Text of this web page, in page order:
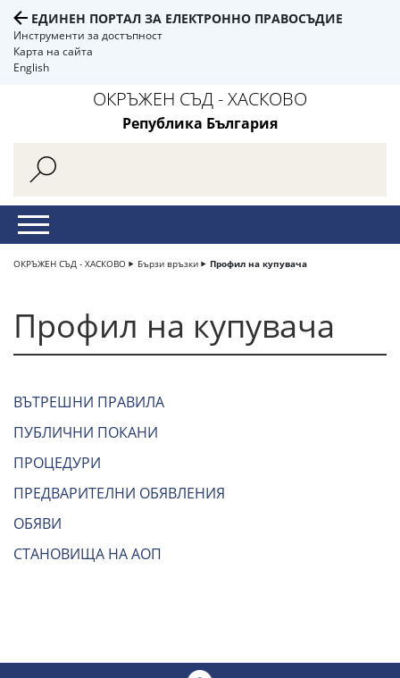
ЕДИНЕН ПОРТАЛ ЗА ЕЛЕКТРОННО ПРАВОСЪДИЕ
Инструменти за достъпност
Карта на сайта
English
ОКРЪЖЕН СЪД - ХАСКОВО
Република България
ОКРЪЖЕН СЪД - ХАСКОВО Бързи връзки Профил на купувача
Профил на купувача
ВЪТРЕШНИ ПРАВИЛА
ПУБЛИЧНИ ПОКАНИ
ПРОЦЕДУРИ
ПРЕДВАРИТЕЛНИ ОБЯВЛЕНИЯ
ОБЯВИ
СТАНОВИЩА НА АОП